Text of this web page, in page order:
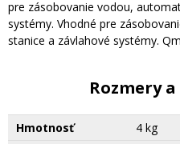
pre zásobovanie vodou,
systémy. Vhodné pre
stanice a závlahové systémy.
Rozmery
Hmotnosť
4 kg